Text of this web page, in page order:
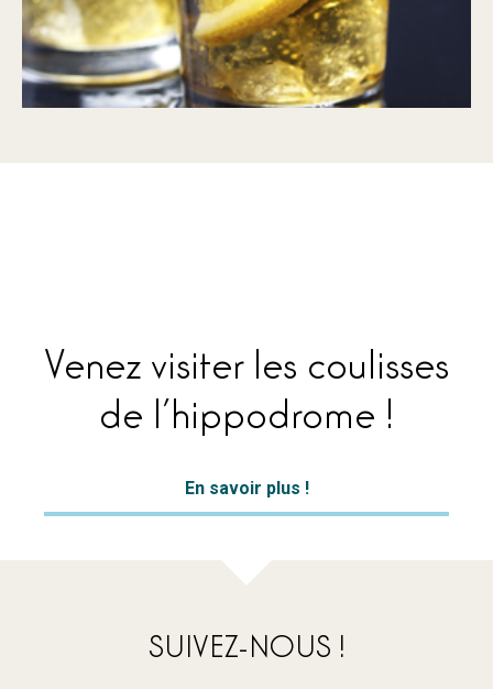
Venez visiter les coulisses
de l’hippodrome !
En savoir plus !
SUIVEZ-NOUS !